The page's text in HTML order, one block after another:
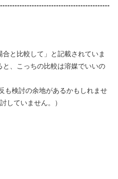
と比較して」と記載されていま
、こっちの比較は溶媒でいいの
も検討の余地があるかもしれませ
していません。）